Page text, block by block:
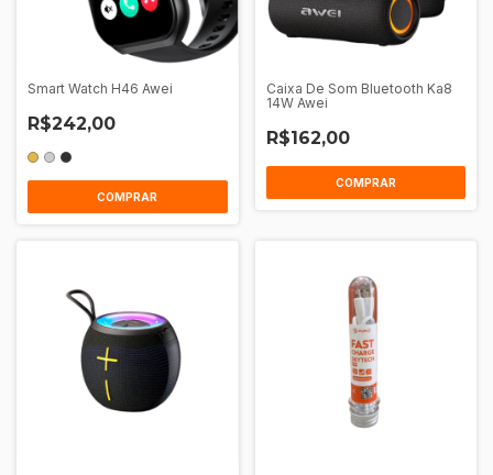
Smart Watch H46 Awei
R$242,00
COMPRAR
Caixa De Som Bluetooth Ka8
14W Awei
R$162,00
COMPRAR